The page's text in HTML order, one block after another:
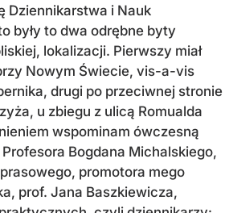
Dziennikarstwa i Nauk
były to dwa odrębne byty
lokalizacji. Pierwszy miał
Nowym Świecie, vis-a-vis
drugi po przeciwnej stronie
u zbiegu z ulicą Romualda
wspominam ówczesną
Bogdana Michalskiego,
promotora mego
prof. Jana Baszkiewicza,